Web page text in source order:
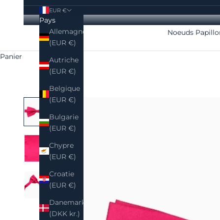
Noeuds
EUR €
Pays
Allemagne
(EUR €)
Autriche
(EUR €)
Belgique
(EUR €)
Bulgarie
(EUR €)
Chypre
(EUR €)
Croatie
(EUR €)
Danemark
(DKK kr.)
Panier